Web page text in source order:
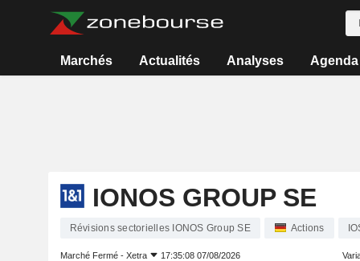
Marchés Actualités Analyses Agenda
IONOS GROUP SE
Révisions sectorielles IONOS Group SE Actions
Marché Fermé - Xetra 17:35:08 07/08/2026